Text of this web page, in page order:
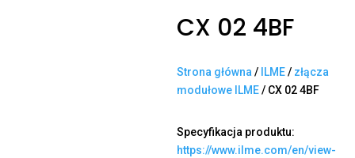
CX 02 4BF
Strona główna / ILME/ złącza
modułowe ILME/ CX 02 4BF
Specyfikacja produktu:
https://www.ilme.com/en/view-